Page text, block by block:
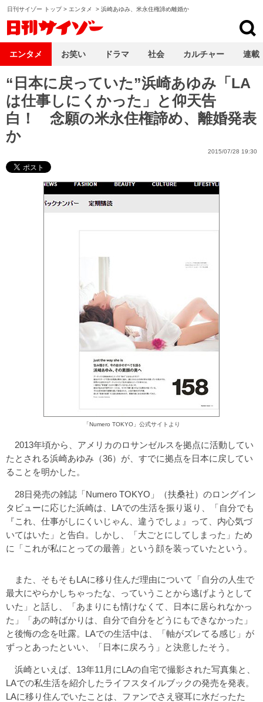
日刊サイゾー トップ> エンタメ > 浜崎あゆみ、米永住権諦め離婚か
“日本に戻っていた”浜崎あゆみ「LA
は仕事しにくかった」と仰天告
白！ 念願の米永住権諦め、離婚発表
か
2015/07/28 19:30
「Numero TOKYO」公式サイトより
2013年頃から、アメリカのロサンゼルスを拠点に活動してい
たとされる浜崎あゆみ（36）が、すでに拠点を日本に戻してい
ることを明かした。
28日発売の雑誌「Numero TOKYO」（扶桑社）のロングイン
タビューに応じた浜崎は、LAでの生活を振り返り、「自分でも
『これ、仕事がしにくいじゃん、違うでしょ』って、内心気づ
いてはいた」と告白。しかし、「大ごとにしてしまった」ため
に「これが私にとっての最善」という顔を装っていたという。
また、そもそもLAに移り住んだ理由について「自分の人生で
最大にやらかしちゃったな、っていうことから逃げようとして
いた」と話し、「あまりにも情けなくて、日本に居られなかっ
た」「あの時ばかりは、自分で自分をどうにもできなかった」
と後悔の念を吐露。LAでの生活中は、「軸がズレてる感じ」が
ずっとあったといい、「日本に戻ろう」と決意したそう。
浜崎といえば、13年11月にLAの自宅で撮影された写真集と、
LAでの私生活を紹介したライフスタイルブックの発売を発表。
LAに移り住んでいたことは、ファンでさえ寝耳に水だったた
エンタメ お笑い ドラマ 社会 カルチャー 連載